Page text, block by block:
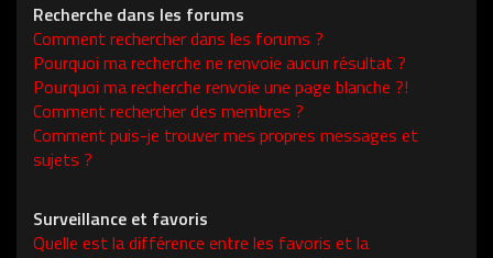
Recherche dans les forums
Comment rechercher dans les forums ?
Pourquoi ma recherche ne renvoie aucun résultat ?
Pourquoi ma recherche renvoie une page blanche ?!
Comment rechercher des membres ?
Comment puis-je trouver mes propres messages et
sujets ?
Surveillance et favoris
Quelle est la différence entre les favoris et la